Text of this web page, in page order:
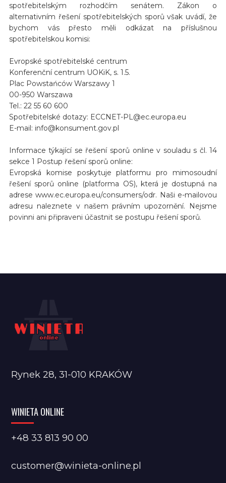
spotřebitelským rozhodčím senátem. Zákon o
alternativním řešení spotřebitelských sporů však uvádí, že
bychom vás přesto měli odkázat na příslušnou
spotřebitelskou komisi:
Evropské spotřebitelské centrum
Konferenční centrum UOKiK, s. 1.5.
Plac Powstańców Warszawy 1
00-950 Warszawa
Tel.: 22 55 60 600
Spotřebitelské dotazy: ECCNET-PL@ec.europa.eu
E-mail: info@konsument.gov.pl
Informace týkající se řešení sporů online v souladu s čl. 14
sekce 1 Postup řešení sporů online:
Evropská komise poskytuje platformu pro mimosoudní
řešení sporů online (platforma OS), která je dostupná na
adrese www.ec.europa.eu/consumers/odr. Naši e-mailovou
adresu naleznete v našem právním upozornění. Nejsme
povinni ani připraveni účastnit se postupu řešení sporů.
Rynek 28, 31-010 KRAKÓW
WINIETA ONLINE
+48 33 813 90 00
customer@winieta-online.pl